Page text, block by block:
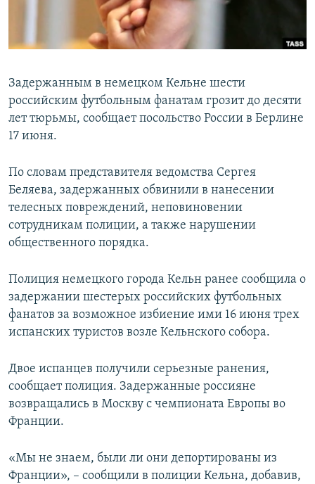
УКРАИНСКАЯ ПРОБЛЕМА КРЫМА
Задержанным в немецком Кельне шести
российским футбольным фанатам грозит до десяти
лет тюрьмы, сообщает посольство России в Берлине
17 июня.
По словам представителя ведомства Сергея
Беляева, задержанных обвинили в нанесении
телесных повреждений, неповиновении
сотрудникам полиции, а также нарушении
общественного порядка.
Полиция немецкого города Кельн ранее сообщила о
задержании шестерых российских футбольных
фанатов за возможное избиение ими 16 июня трех
испанских туристов возле Кельнского собора.
Двое испанцев получили серьезные ранения,
сообщает полиция. Задержанные россияне
возвращались в Москву с чемпионата Европы во
Франции.
«Мы не знаем, были ли они депортированы из
Франции», – сообщили в полиции Кельна, добавив,